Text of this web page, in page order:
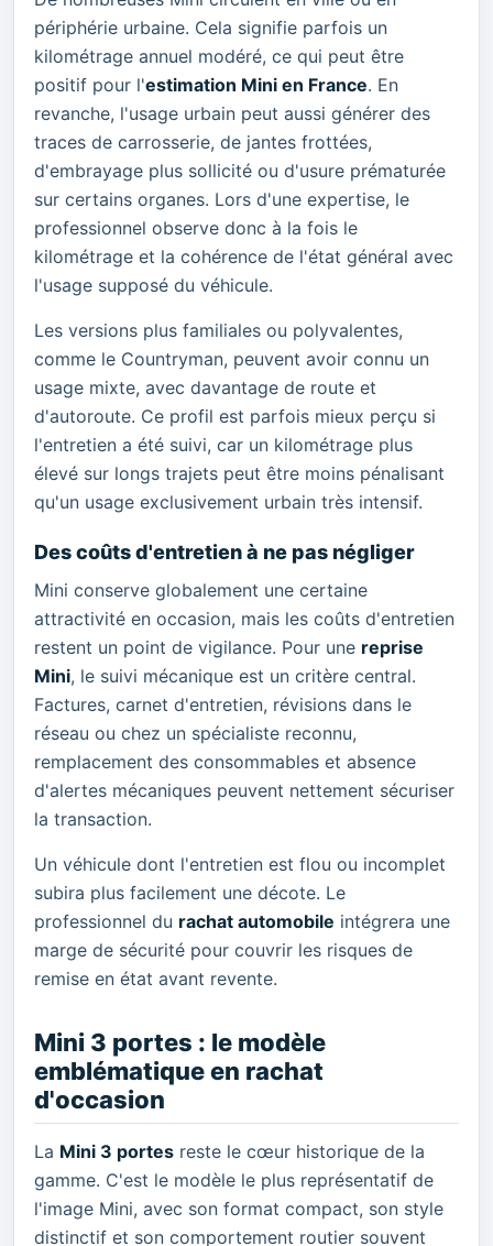
périphérie urbaine. Cela signifie parfois un
kilométrage annuel modéré, ce qui peut être
positif pour l'estimation Mini en France. En
revanche, l'usage urbain peut aussi générer des
traces de carrosserie, de jantes frottées,
d'embrayage plus sollicité ou d'usure prématurée
sur certains organes. Lors d'une expertise, le
professionnel observe donc à la fois le
kilométrage et la cohérence de l'état général avec
l'usage supposé du véhicule.
Les versions plus familiales ou polyvalentes,
comme le Countryman, peuvent avoir connu un
usage mixte, avec davantage de route et
d'autoroute. Ce profil est parfois mieux perçu si
l'entretien a été suivi, car un kilométrage plus
élevé sur longs trajets peut être moins pénalisant
qu'un usage exclusivement urbain très intensif.
Des coûts d'entretien à ne pas négliger
Mini conserve globalement une certaine
attractivité en occasion, mais les coûts d'entretien
restent un point de vigilance. Pour une reprise
Mini, le suivi mécanique est un critère central.
Factures, carnet d'entretien, révisions dans le
réseau ou chez un spécialiste reconnu,
remplacement des consommables et absence
d'alertes mécaniques peuvent nettement sécuriser
la transaction.
Un véhicule dont l'entretien est flou ou incomplet
subira plus facilement une décote. Le
professionnel du rachat automobile intégrera une
marge de sécurité pour couvrir les risques de
remise en état avant revente.
Mini 3 portes : le modèle
emblématique en rachat
d'occasion
La Mini 3 portes reste le cœur historique de la
gamme. C'est le modèle le plus représentatif de
l'image Mini, avec son format compact, son style
distinctif et son comportement routier souvent